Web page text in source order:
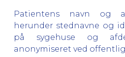
Patientens navn og
herunder stednavne og
på sygehuse og
anonymiseret ved